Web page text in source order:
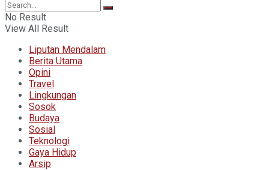
No Result
View All Result
Liputan Mendalam
Berita Utama
Opini
Travel
Lingkungan
Sosok
Budaya
Sosial
Teknologi
Gaya Hidup
Arsip